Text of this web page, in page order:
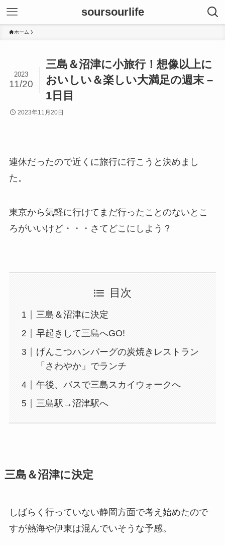
soursourlife
ホーム
三島＆沼津に小旅行！想像以上に
おいしい＆楽しい大満足の週末 –
1日目
2023
11/20
2023年11月20日
連休だったので近くに旅行に行こうと決めまし
た。
東京から気軽に行けてまだ行ったことのないとこ
ろがいいけど・・・さてどこにしよう？
目次
三島＆沼津に決定
早起きして三島へGO!
げんこつハンバーグの炭焼きレストラン
「さわやか」でランチ
午後、バスで三島スカイウォークへ
三島駅→沼津駅へ
三島＆沼津に決定
しばらく行っていない静岡方面で考え始めたので
すが熱海や伊東は混んでいそうな予感。